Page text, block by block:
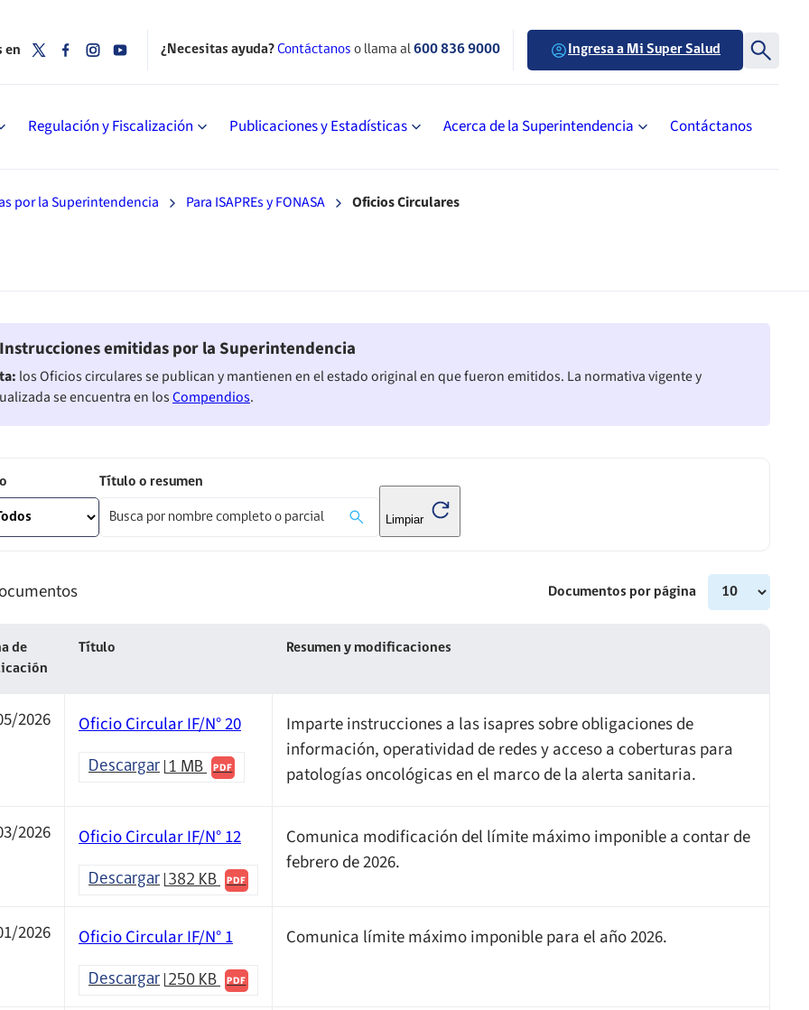
Regulación y Fiscalización Publicaciones y Estadísticas Acerca de la Superintendencia Contáctanos
en ¿Necesitas ayuda?Contáctanos o llama al600 836 9000 Ingresa a Mi Super Salud
por la Superintendencia Para ISAPREs y FONASA Oficios Circulares
Instrucciones emitidas por la Superintendencia
los Oficios circulares se publican y mantienen en el estado original en que fueron emitidos. La normativa vigente y
se encuentra en losCompendios.
Título o resumen
Limpiar
Documentos por página
de
Título Resumen y modificaciones
2026 Oficio Circular IF/N° 20
Descargar 1 MB PDF
Imparte instrucciones a las isapres sobre obligaciones de
información, operatividad de redes y acceso a coberturas para
patologías oncológicas en el marco de la alerta sanitaria.
2026 Oficio Circular IF/N° 12
Descargar 382 KB PDF
Comunica modificación del límite máximo imponible a contar de
febrero de 2026.
2026 Oficio Circular IF/N° 1
Descargar 250 KB PDF
Comunica límite máximo imponible para el año 2026.